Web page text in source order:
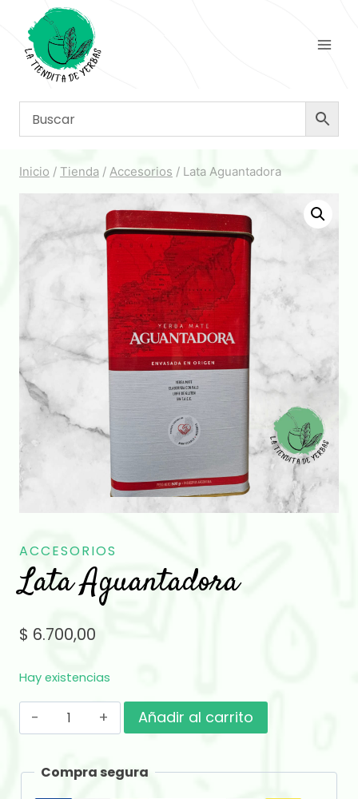
contenido
Inicio / Tienda / Accesorios / Lata Aguantadora
ACCESORIOS
Lata Aguantadora
$ 6.700,00
Hay existencias
Lata
Aguantadora
cantidad
Añadir al carrito
Compra segura